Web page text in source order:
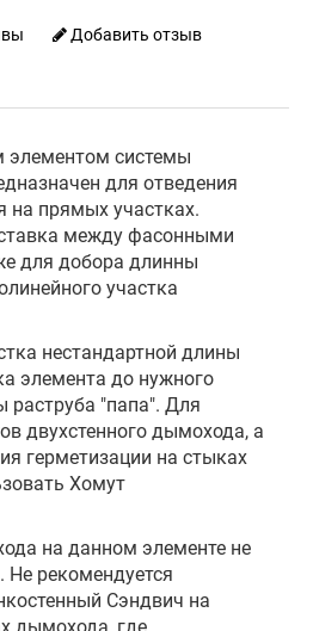
Добавить отзыв
элементом системы
для отведения
на прямых участках.
между фасонными
для добора длинны
участка
нестандартной длины
элемента до нужного
раструба "папа". Для
двухстенного дымохода, а
герметизации на стыках
Хомут
на данном элементе не
Не рекомендуется
Сэндвич на